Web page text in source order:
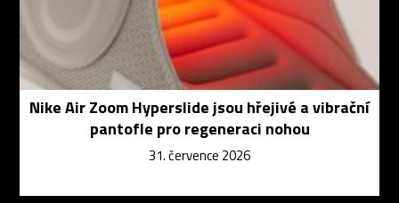
Nike Air Zoom Hyperslide jsou hřejivé a vibrační
pantofle pro regeneraci nohou
31. července 2026